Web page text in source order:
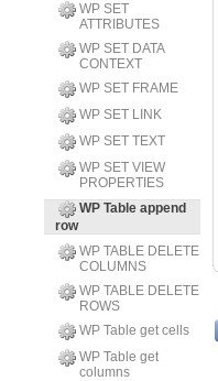
WP SET
ATTRIBUTES
WP SET DATA
CONTEXT
WP SET FRAME
WP SET LINK
WP SET TEXT
WP SET VIEW
PROPERTIES
WP Table append
row
WP TABLE DELETE
COLUMNS
WP TABLE DELETE
ROWS
WP Table get cells
WP Table get
columns